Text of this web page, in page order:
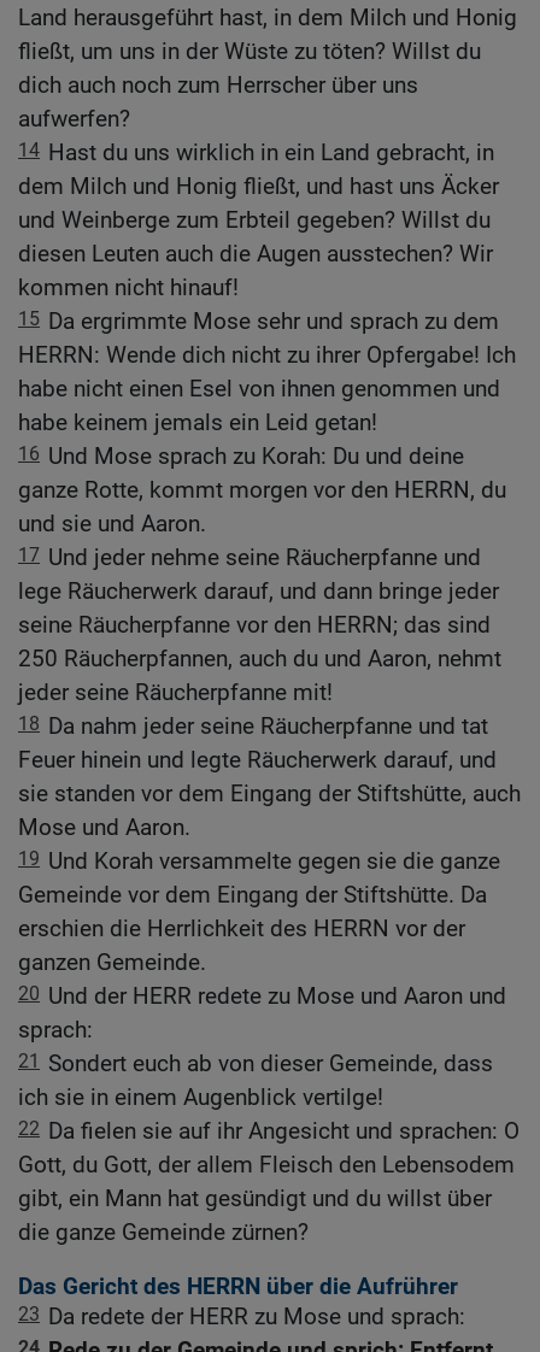
Land herausgeführt hast, in dem Milch und Honig
fließt, um uns in der Wüste zu töten? Willst du
dich auch noch zum Herrscher über uns
aufwerfen?
14 Hast du uns wirklich in ein Land gebracht, in
dem Milch und Honig fließt, und hast uns Äcker
und Weinberge zum Erbteil gegeben? Willst du
diesen Leuten auch die Augen ausstechen? Wir
kommen nicht hinauf!
15 Da ergrimmte Mose sehr und sprach zu dem
HERRN: Wende dich nicht zu ihrer Opfergabe! Ich
habe nicht einen Esel von ihnen genommen und
habe keinem jemals ein Leid getan!
16 Und Mose sprach zu Korah: Du und deine
ganze Rotte, kommt morgen vor den HERRN, du
und sie und Aaron.
17 Und jeder nehme seine Räucherpfanne und
lege Räucherwerk darauf, und dann bringe jeder
seine Räucherpfanne vor den HERRN; das sind
250 Räucherpfannen, auch du und Aaron, nehmt
jeder seine Räucherpfanne mit!
18 Da nahm jeder seine Räucherpfanne und tat
Feuer hinein und legte Räucherwerk darauf, und
sie standen vor dem Eingang der Stiftshütte, auch
Mose und Aaron.
19 Und Korah versammelte gegen sie die ganze
Gemeinde vor dem Eingang der Stiftshütte. Da
erschien die Herrlichkeit des HERRN vor der
ganzen Gemeinde.
20 Und der HERR redete zu Mose und Aaron und
sprach:
21
Sondert euch ab von dieser Gemeinde, dass
ich sie in einem Augenblick vertilge!
22 Da fielen sie auf ihr Angesicht und sprachen: O
Gott, du Gott, der allem Fleisch den Lebensodem
gibt, ein Mann hat gesündigt und du willst über
die ganze Gemeinde zürnen?
Das Gericht des HERRN über die Aufrührer
23 Da redete der HERR zu Mose und sprach: